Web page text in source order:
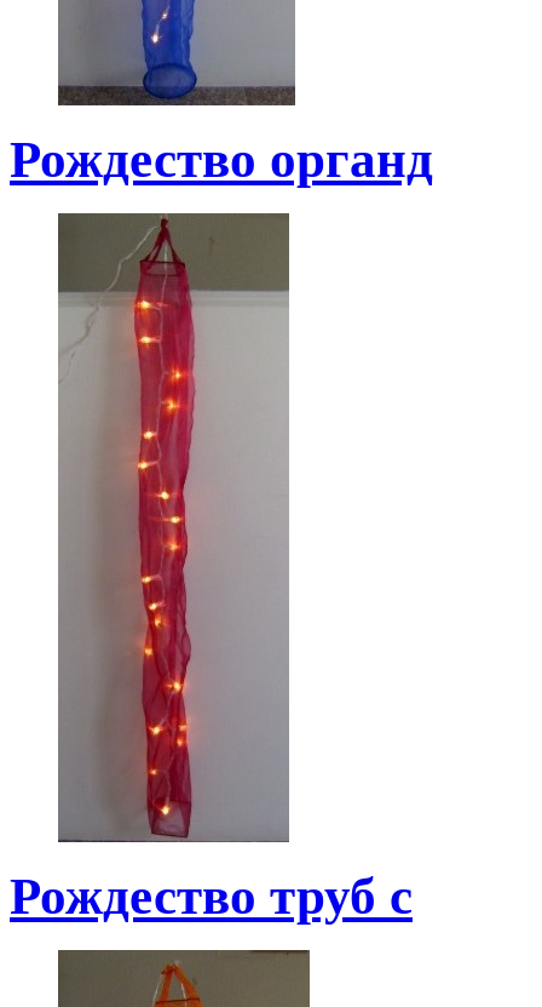
Рождество органд
Рождество труб с